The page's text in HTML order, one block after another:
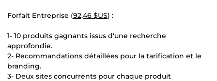
Forfait Entreprise (92,46 $US) :
1- 10 produits gagnants issus d'une recherche
approfondie.
2- Recommandations détaillées pour la tarification et le
branding.
3- Deux sites concurrents pour chaque produit